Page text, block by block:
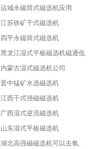
运城永磁筒式磁选机应用
江苏铁矿干式磁选机
四平永磁筒式磁选机
黑龙江湿式平板磁选机磁通低
内蒙古湿式磁选机公司
晋中锰矿水选磁选机
江西干式强磁磁选机
广西湿式逆流磁选机
山东湿式平板磁选机
湖北高强磁磁选机可以去氧化铝